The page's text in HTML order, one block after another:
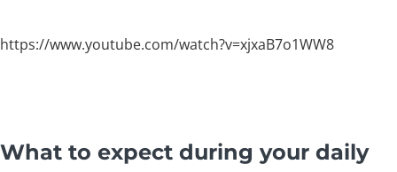
https://www.youtube.com/watch?v=xjxaB7o1WW8
What to expect during your daily